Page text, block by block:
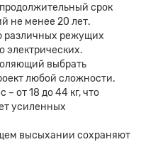
срок
не менее 20 лет.
различных режущих
электрических.
выбрать
любой сложности.
от 18 до 44 кг, что
усиленных
высыхании сохраняют